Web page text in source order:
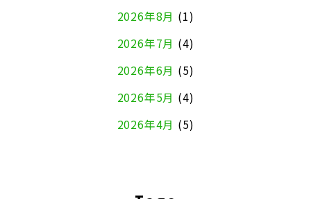
2026年8月 (1)
2026年7月 (4)
2026年6月 (5)
2026年5月 (4)
2026年4月 (5)